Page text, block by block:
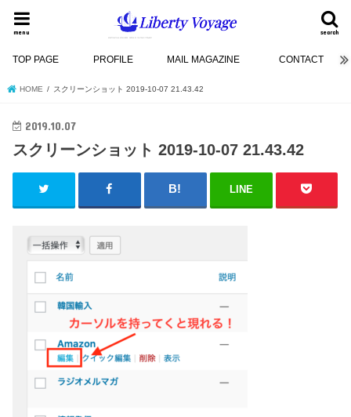
search
menu
TOP PAGE PROFILE MAIL MAGAZINE CONTACT
HOME スクリーンショット 2019-10-07 21.43.42
2019.10.07
スクリーンショット 2019-10-07 21.43.42
LINE